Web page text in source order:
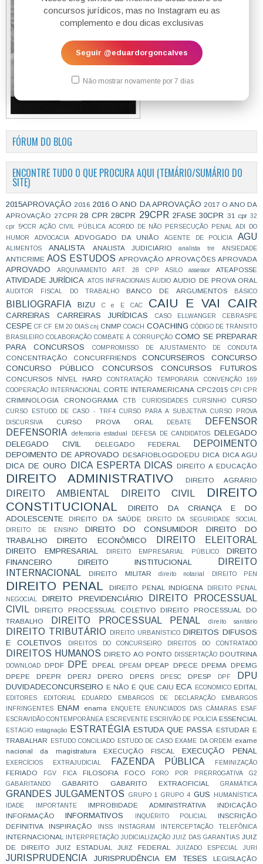
concursos jurídicos, mas no Instagram eu as
complemento e dou dicas exclusivas
Seguir @eduardorgoncalves
Não mostrar novamente por 7 dias
FÓRUM DO BLOG
ENCONTRE TUDO O QUE PROCURA AQUI (TEMÁRIO/SUMÁRIO DO
SITE)
2015APROVAÇÃO 2016 2016 O ANO DA APROVAÇÃO 2017 O ANO DA
APROVAÇÃO 27CPR 28 CPR 28CPR 29CPR 2FASE 30CPR 31 cpr 32
cpr
5ªCCR AÇÃO CIVIL PÚBLICA ACORDO DE NÃO PERSECUÇÃO PENAL ADI DO
HUMOR
ADVOCACIA ADVOGADO DA UNIÃO AGENTE DE POLÍCIA AGU
ALIMENTOS ANALISTA ANALISTA JUDICIÁRIO analista tre ANSIEDADE
ANTICRIME AOS ESTUDOS APROVAÇÃO APROVAÇÕES APROVADA
APROVADO ARQUIVAMENTO ART. 28 CPP ASILO assessor ATEAPOSSE
ATIVIDADE JURÍDICA ATOS INFRACIONAIS ÁUDIO AUDIO DE PROVA ORAL
AUDITOR FISCAL DO TRABALHO BANCO DE ARGUMENTOS BÁSICO
BIBLIOGRAFIA BIZU C e E CAC CAIU E VAI CAIR
CARREIRAS CARREIRAS JURÍDICAS CASO ELLWANGER CEBRASPE
CESPE CF CF EM 20 DIAS cnj CNMP COACH COACHING CÓDIGO DE TRÂNSITO
BRASILEIRO COLABORAÇÃO COMBATE À CORRUPÇÃO COMO SE PREPARAR
PARA CONCURSOS
COMPROMISSO DE AJUSTAMENTO DE CONDUTA
CONCENTRAÇÃO CONCURFRIENDS CONCURSEIROS
CONCURSO
CONCURSO PÚBLICO
CONCURSOS CONCURSOS FUTUROS
CONCURSOS NÍVEL HARD CONTRATAÇÃO TEMPORÁRIA
CONVENÇÃO 169
COOPERAÇÃO INTERNACIONAL CORTE INTERAMERICANA CPC2015 CPI CPR
CRIMINOLOGIA CRONOGRAMA CTB CURIOSIDADES CURSINHO CURSO
CURSO ESTUDO DE CASO - TRF4 CURSO PARA A SUBJETIVA
CURSO PROVA
DISCURSIVA
CURSO PROVA ORAL DEBATE
DEFENSOR
DEFENSORIA
defensoria estadual DEFESA DE CANDIDATOS
DELEGADO
DELEGADO CIVIL
DELEGADO FEDERAL DEPOIMENTO
DEPOIMENTO DE APROVADO DESAFIOBLOGDOEDU DICA DICA AGU
DICA DE OURO DICA ESPERTA DICAS DIREITO A EDUCAÇÃO
DIREITO ADMINISTRATIVO DIREITO AGRÁRIO
DIREITO AMBIENTAL DIREITO CIVIL
DIREITO
CONSTITUCIONAL
DIREITO DA CRIANÇA E DO
ADOLESCENTE
DIREITO DA SAÚDE
DIREITO DA SEGURIDADE SOCIAL
DIREITO DE ENSINO
DIREITO DO CONSUMIDOR
DIREITO DO
TRABALHO
DIREITO ECONÔMICO DIREITO ELEITORAL
DIREITO EMPRESARIAL DIREITO EMPRESARIAL PÚBLICO
DIREITO
FINANCEIRO
DIREITO INSTITUCIONAL
DIREITO
INTERNACIONAL
DIREITO MILITAR direito notarial DIREITO PEN
DIREITO PENAL DIREITO PENAL INDÍGENA
DIREITO PENAL
NEGOCIAL
DIREITO PREVIDENCIÁRIO
DIREITO PROCESSUAL
CIVIL
DIREITO PROCESSUAL COLETIVO
DIREITO PROCESSUAL DO
TRABALHO
DIREITO PROCESSUAL PENAL direito sanitário
DIREITO TRIBUTÁRIO DIREITO URBANÍSTICO DIREITOS DIFUSOS
E COLETIVOS
DIREITOS DO CONCURSEIRO DIREITOS DO CONTRATADO
DIREITOS HUMANOS DIRETO AO PONTO DISSERTAÇÃO DOUTRINA
DOWNLOAD DPDF DPE DPEAL DPEAM DPEAP DPECE DPEMA DPEMG
DPEPE
DPEPR DPERJ DPERO DPERS DPESC DPESP DPF DPU
DUVIDADECONCURSEIRO E NÃO É QUE CAIU ECA ECONOMICO EDITAL
EDITORES EDITORIAL EDUARDO EMBARGOS DE DECLARAÇÃO
EMBARGOS
INFRINGENTES
ENAM enama ENQUETE ENUNCIADOS DAS CÂMARAS
ESAF
ESCRAVIDÃO CONTEMPORÂNEA ESCREVENTE ESCRIVÃO DE POLÍCIA ESSENCIAL
ESTÁGIO estagnação ESTRATÉGIA ESTUDA QUE PASSA ESTUDAR E
TRABALHAR
ESTUDO CONCILIADO ESTUDO DE CASO EXAME DA ORDEM
exame
nacional da magistratura
EXECUÇÃO FISCAL EXECUÇÃO PENAL
EXERCÍCIOS EXTRAJUDICIAL FAZENDA PÚBLICA FEMINIZAÇÃO
FERIADO FGV FICA FILOSOFIA FOCO FORO POR PRERROGATIVA
G2
GABARITANDO
GABARITO GABARITO EXTRAOFICIAL GRAMÁTICA
GRANDES JULGAMENTOS GRUPO 1 GRUPO 4 GUS
HUMANÍSTICA
IDADE
IMPORTANTE IMPROBIDADE ADMINISTRATIVA
INDICAÇÃO
INFORMAÇÃO
INFORMATIVOS INQUÉRITO POLICIAL
INSCRIÇÃO
DEFINITIVA
INSPIRAÇÃO INSS INSTAGRAM INTERCEPTAÇÃO TELEFÔNICA
INTERNACIONAL INTERPRETAÇÃO JUDICIALIZAÇÃO JUIZ DAS GARANTIAS JUIZ
DE DIREITO
JUIZ ESTADUAL JUIZ FEDERAL JUIZADO ESPECIAL JURI
JURISPRUDENCIA JURISPRUDÊNCIA EM TESES
LEGISLAÇÃO